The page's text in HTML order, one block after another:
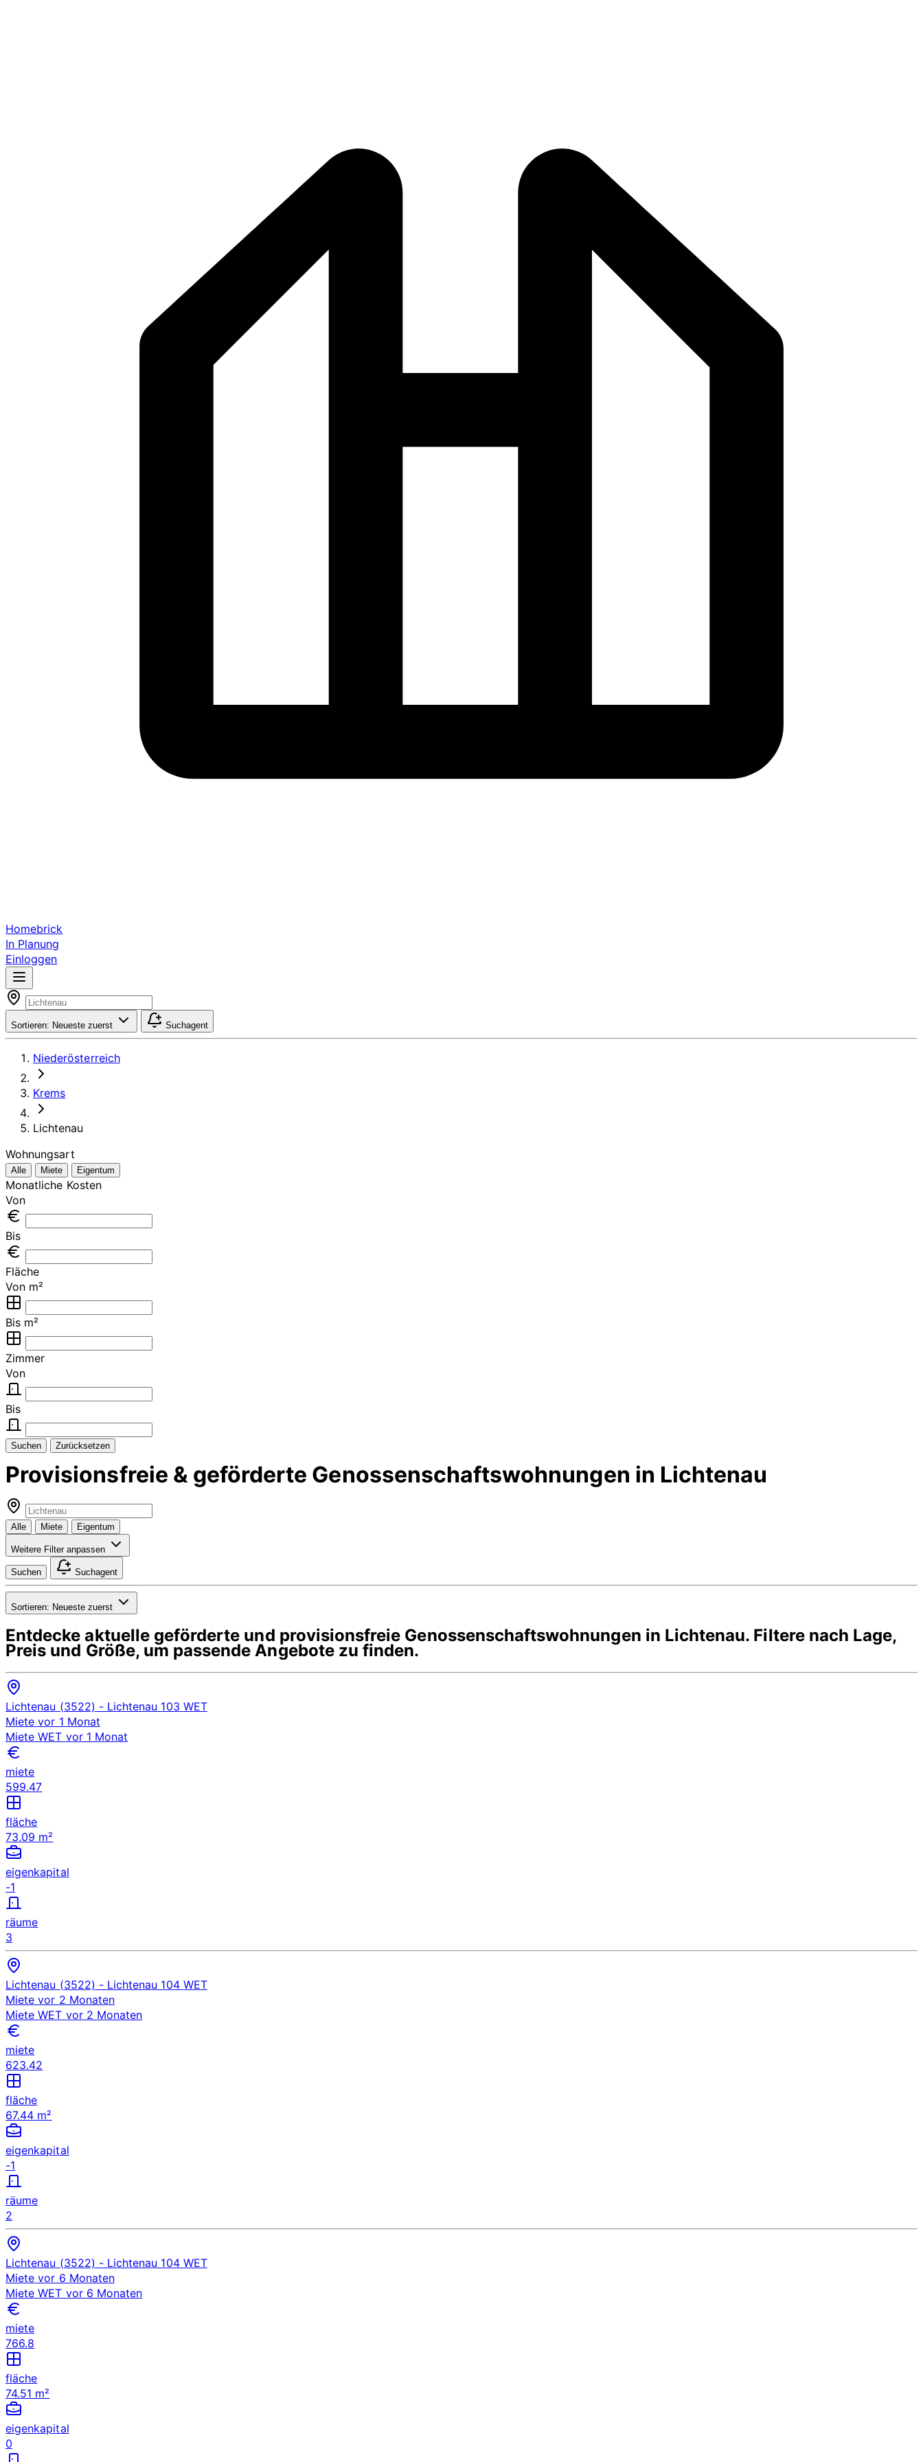
Homebrick
In Planung
Einloggen
Sortieren: Neueste zuerst Suchagent
Niederösterreich
Krems
Lichtenau
Wohnungsart
Alle Miete Eigentum
Monatliche Kosten
Von
Bis
Fläche
Von m²
Bis m²
Zimmer
Von
Bis
Suchen Zurücksetzen
Provisionsfreie & geförderte Genossenschaftswohnungen in Lichtenau
Alle Miete Eigentum
Weitere Filter anpassen
Suchen Suchagent
Sortieren: Neueste zuerst
Entdecke aktuelle geförderte und provisionsfreie Genossenschaftswohnungen in Lichtenau. Filtere nach Lage,
Preis und Größe, um passende Angebote zu finden.
Lichtenau (3522) - Lichtenau 103 WET
Miete vor 1 Monat
Miete WET vor 1 Monat
miete
599.47
fläche
73.09 m²
eigenkapital
-1
räume
3
Lichtenau (3522) - Lichtenau 104 WET
Miete vor 2 Monaten
Miete WET vor 2 Monaten
miete
623.42
fläche
67.44 m²
eigenkapital
-1
räume
2
Lichtenau (3522) - Lichtenau 104 WET
Miete vor 6 Monaten
Miete WET vor 6 Monaten
miete
766.8
fläche
74.51 m²
eigenkapital
0